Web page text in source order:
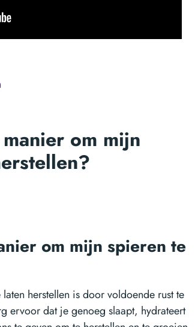
om mijn
om mijn spieren te
herstellen is door voldoende rust te
ervoor dat je genoeg slaapt, hydrateert